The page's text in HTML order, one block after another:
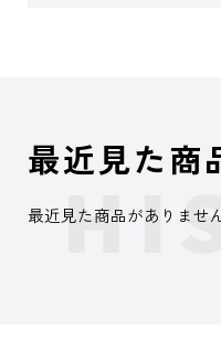
最近見た商
最近見た商品がありません